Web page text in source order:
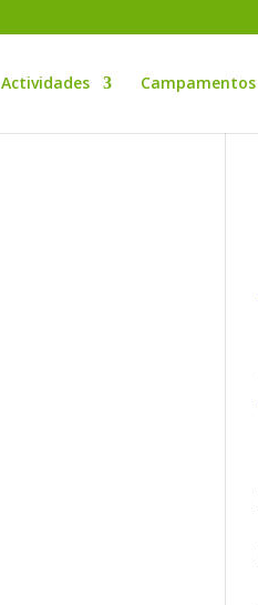
Actividades Campamentos